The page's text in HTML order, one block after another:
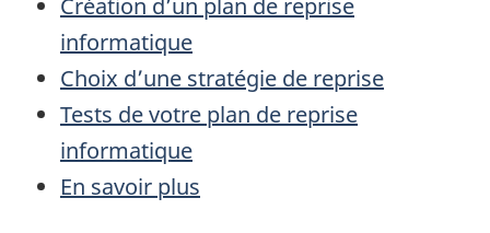
Création d’un plan de reprise
informatique
Choix d’une stratégie de reprise
Tests de votre plan de reprise
informatique
En savoir plus